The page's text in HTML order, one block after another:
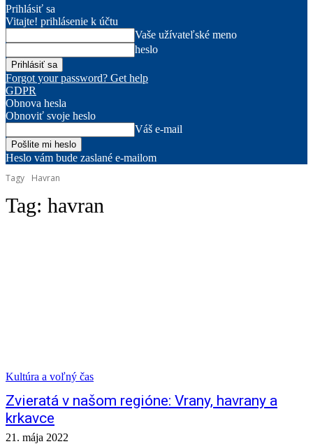
Prihlásiť sa
Vitajte! prihlásenie k účtu
Vaše užívateľské meno
heslo
Forgot your password? Get help
GDPR
Obnova hesla
Obnoviť svoje heslo
Váš e-mail
Heslo vám bude zaslané e-mailom
Tagy
Havran
Tag: havran
Kultúra a voľný čas
Zvieratá v našom regióne: Vrany, havrany a
krkavce
21. mája 2022